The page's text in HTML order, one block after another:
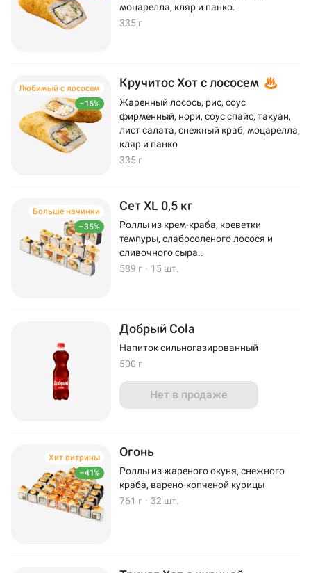
моцарелла, кляр и панко.
335 г
–16%
Любимый с лососем Кручитос Хот с лососем
Жаренный лосось, рис, соус
фирменный, нори, соус спайс, такуан,
лист салата, снежный краб, моцарелла,
кляр и панко
335 г
–35%
Больше начинки Сет XL 0,5 кг
Роллы из крем-краба, креветки
темпуры, слабосоленого лосося и
сливочного сыра..
589 г · 15 шт.
Добрый Cola
Напиток сильногазированный
500 г
Нет в продаже
–41%
Хит витрины Огонь
Роллы из жареного окуня, снежного
краба, варено-копченой курицы
761 г · 32 шт.